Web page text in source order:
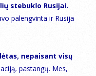
stebuklo Rusijai.
palengvinta ir Rusija
nepaisant visų
pastangų. Mes,